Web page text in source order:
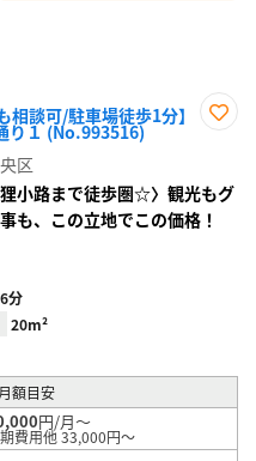
相談可/駐車場徒歩1分】
り１ (No.993516)
録
区
狸小路まで徒歩圏☆〉観光もグ
も、この立地でこの価格！
分
20m²
月額目安
円/月～
費用他 33,000円～